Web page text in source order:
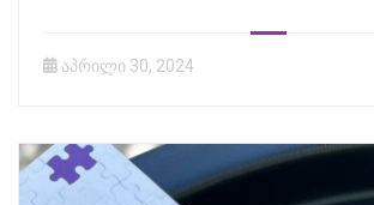
აპრილი 30, 2024